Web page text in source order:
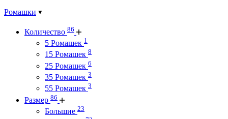
Ромашки
Количество 86
5 Ромашек 1
15 Ромашек 8
25 Ромашек 6
35 Ромашек 3
55 Ромашек 3
Размер 86
Большие 23